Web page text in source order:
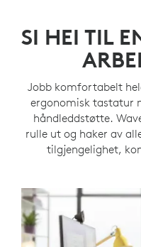
SI HEI TIL
Jobb komfortabelt
ergonomisk tastatur
håndleddstøtte.
rulle ut og haker av
tilgjengelighet,